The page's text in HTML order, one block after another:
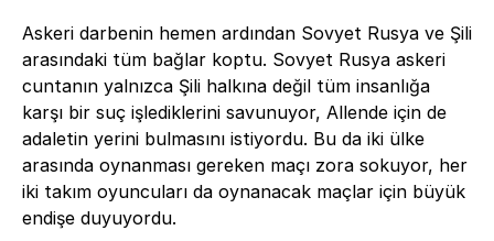
Askeri darbenin hemen ardından Sovyet Rusya ve Şili
arasındaki tüm bağlar koptu. Sovyet Rusya askeri
cuntanın yalnızca Şili halkına değil tüm insanlığa
karşı bir suç işlediklerini savunuyor, Allende için de
adaletin yerini bulmasını istiyordu. Bu da iki ülke
arasında oynanması gereken maçı zora sokuyor, her
iki takım oyuncuları da oynanacak maçlar için büyük
endişe duyuyordu.